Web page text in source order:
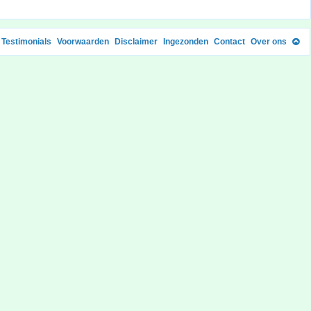
Testimonials Voorwaarden Disclaimer Ingezonden Contact Over ons